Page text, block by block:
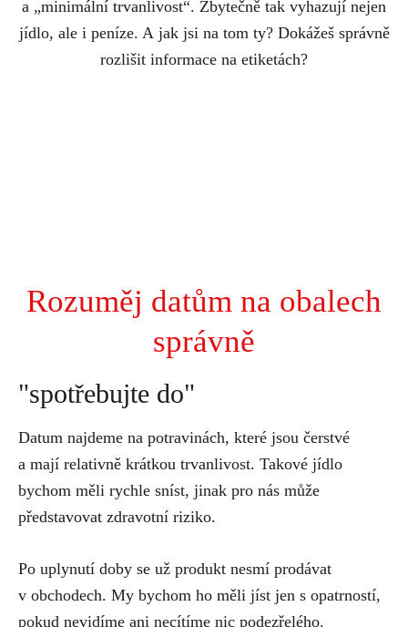
a „minimální trvanlivost“. Zbytečně tak vyhazují nejen
jídlo, ale i peníze. A jak jsi na tom ty? Dokážeš správně
rozlišit informace na etiketách?
Rozuměj datům na obalech
správně
"spotřebujte do"
Datum najdeme na potravinách, které jsou čerstvé
a mají relativně krátkou trvanlivost. Takové jídlo
bychom měli rychle sníst, jinak pro nás může
představovat zdravotní riziko.
Po uplynutí doby se už produkt nesmí prodávat
v obchodech. My bychom ho měli jíst jen s opatrností,
pokud nevidíme ani necítíme nic podezřelého.